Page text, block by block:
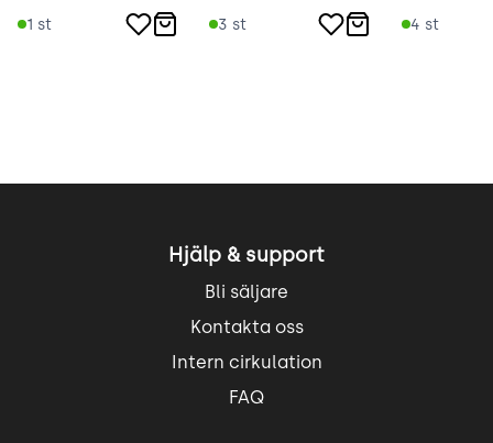
1 st 3 st 4 st
Hjälp & support
Bli säljare
Kontakta oss
Intern cirkulation
FAQ